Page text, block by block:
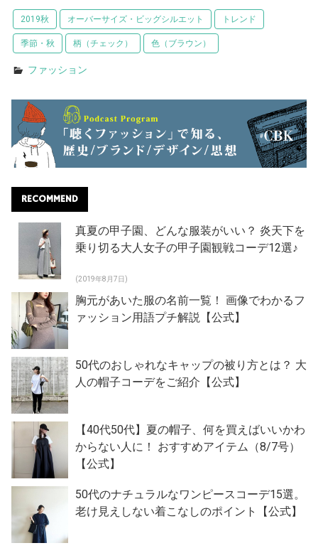
2019秋 オーバーサイズ・ビッグシルエット トレンド
季節・秋 柄（チェック） 色（ブラウン）
ファッション
RECOMMEND
真夏の甲子園、どんな服装がいい？ 炎天下を
乗り切る大人女子の甲子園観戦コーデ12選♪
(2019年8月7日)
胸元があいた服の名前一覧！ 画像でわかるフ
ァッション用語プチ解説【公式】
50代のおしゃれなキャップの被り方とは？ 大
人の帽子コーデをご紹介【公式】
【40代50代】夏の帽子、何を買えばいいかわ
からない人に！ おすすめアイテム（8/7号）
【公式】
50代のナチュラルなワンピースコーデ15選。
老け見えしない着こなしのポイント【公式】